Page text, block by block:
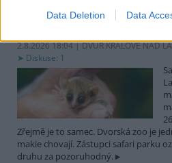
Data Deletion Data
Safari Park Dvůr Králové nad
2.8.2026 18:04 | DVŮR KRÁLOVÉ NAD
Diskuse: 1
Zřejmě je to samec. Dvorská zoo je
makie chovají. Zástupci safari parku
druhu za pozoruhodný.